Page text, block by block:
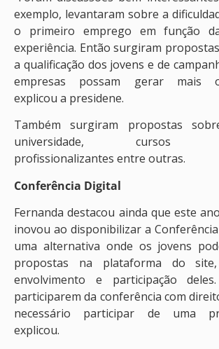
exemplo, levantaram sobre a
o primeiro emprego em função
experiência. Então surgiram
a qualificação dos jovens e de
empresas possam gerar mais
explicou a presidene.
Também surgiram propostas
universidade, cursos
profissionalizantes entre outras.
Conferência Digital
Fernanda destacou ainda que este
inovou ao disponibilizar a Conferência
uma alternativa onde os jovens
propostas na plataforma do
envolvimento e participação
participarem da conferência com
necessário participar de uma
explicou.